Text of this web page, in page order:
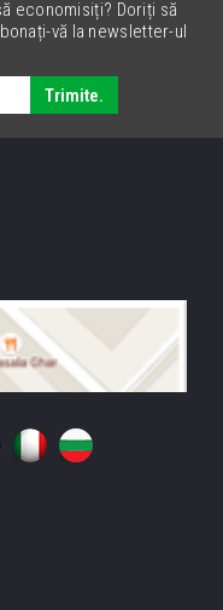
economisiți? Doriți să
vă la newsletter-ul
Trimite.